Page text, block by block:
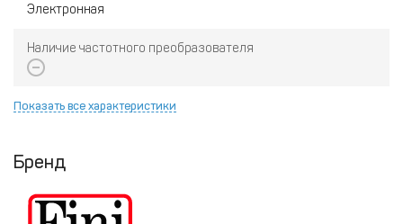
Электронная
Наличие частотного преобразователя
Показать все характеристики
Бренд